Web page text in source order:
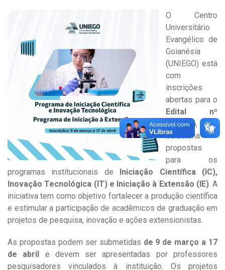
O Centro
Universitário
Evangélico de
Goianésia
(UNIEGO) está
com
inscrições
abertas para o
Edital nº
01/2026, que
seleciona
propostas
para os
programas institucionais de
Iniciação Científica (IC),
Inovação Tecnológica (IT) e Iniciação à Extensão (IE). A
iniciativa tem como objetivo fortalecer a produção científica
e estimular a participação de acadêmicos de graduação em
projetos de pesquisa, inovação e ações extensionistas.
As propostas podem ser submetidas de 9 de março a 17
de abril
e devem ser apresentadas por professores
pesquisadores vinculados à instituição. Os projetos